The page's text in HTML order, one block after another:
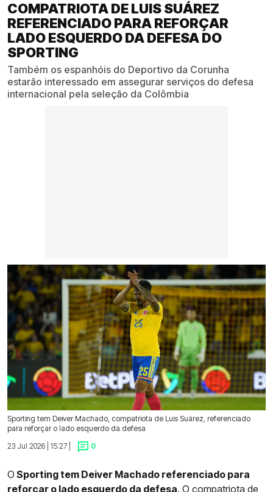
COMPATRIOTA DE LUIS SUÁREZ
REFERENCIADO PARA REFORÇAR
LADO ESQUERDO DA DEFESA DO
SPORTING
Também os espanhóis do Deportivo da Corunha
estarão interessado em assegurar serviços do defesa
internacional pela seleção da Colômbia
Sporting tem Deiver Machado, compatriota de Luis Suárez, referenciado
para reforçar o lado esquerdo da defesa
23 Jul 2026 | 15:27 |
0
O Sporting tem Deiver Machado referenciado para
reforçar o lado esquerdo da defesa. O compatriota de